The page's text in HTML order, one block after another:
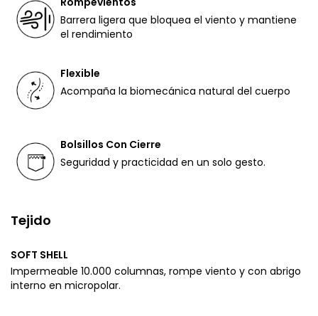
Barrera ligera que bloquea el viento y mantiene
el rendimiento
Flexible
Acompaña la biomecánica natural del cuerpo
Bolsillos Con Cierre
Seguridad y practicidad en un solo gesto.
Tejido
SOFT SHELL
Impermeable 10.000 columnas, rompe viento y con abrigo
interno en micropolar.